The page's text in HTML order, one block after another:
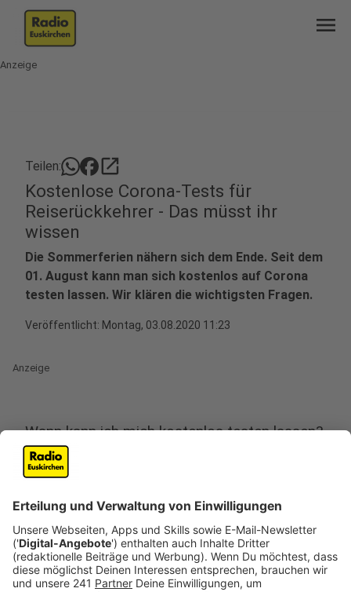
menu
Anzeige
Teilen: open_in_new
Kostenlose Corona-Tests für
Reiserückkehrer - Das müsst ihr
wissen
Die Sommerferien nähern sich dem Ende. Seit dem
01. August kann man sich kostenlos auf Corona
testen lassen. Wir klären die wichtigsten Fragen.
Veröffentlicht: Montag, 03.08.2020 11:23
Anzeige
Wann kann ich mich kostenlos testen lassen?
Anzeige
72 Stunden nach der Ankunft in Deutschland, also drei
Tage, kann man sich auch ohne Krankheitsanzeichen
kostenlos testen lassen. Das steht in einer
Verordnung von Bundesgesundheitsminister Jens
Spahn. In den ersten Tagen haben sich nur etwa die